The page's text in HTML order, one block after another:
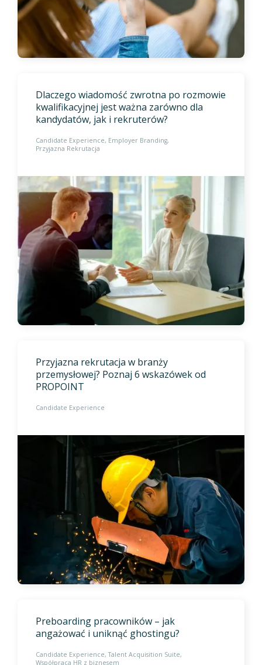
Dlaczego wiadomość zwrotna po rozmowie
kwalifikacyjnej jest ważna zarówno dla
kandydatów, jak i rekruterów?
Candidate Experience Employer Branding
Przyjazna Rekrutacja
Przyjazna rekrutacja w branży
przemysłowej? Poznaj 6 wskazówek od
PROPOINT
Candidate Experience
Preboarding pracowników – jak
angażować i uniknąć ghostingu?
Candidate Experience Talent Acquisition Suite
Współpraca HR z biznesem